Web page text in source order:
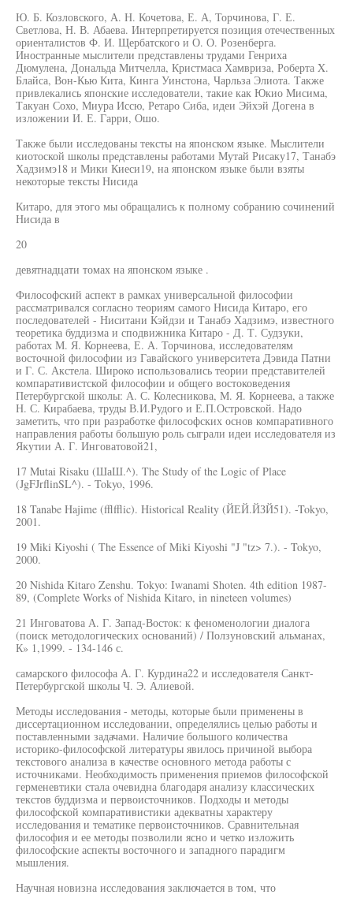
Ю. Б. Козловского, А. Н. Кочетова, Е. А, Торчинова, Г. Е.
Светлова, Н. В. Абаева. Интерпретируется позиция отечественных
ориенталистов Ф. И. Щербатского и О. О. Розенберга.
Иностранные мыслители представлены трудами Генриха
Дюмулена, Дональда Митчелла, Кристмаса Хамвриза, Роберта X.
Блайса, Вон-Кью Кита, Кинга Уинстона, Чарльза Элиота. Также
привлекались японские исследователи, такие как Юкио Мисима,
Такуан Сохо, Миура Иссю, Ретаро Сиба, идеи Эйхэй Догена в
изложении И. Е. Гарри, Ошо.
Также были исследованы тексты на японском языке. Мыслители
киотоской школы представлены работами Мутай Рисаку17, Танабэ
Хадзимэ18 и Мики Киеси19, на японском языке были взяты
некоторые тексты Нисида
Китаро, для этого мы обращались к полному собранию сочинений
Нисида в
20
девятнадцати томах на японском языке .
Философский аспект в рамках универсальной философии
рассматривался согласно теориям самого Нисида Китаро, его
последователей - Ниситани Кэйдзи и Танабэ Хадзимэ, известного
теоретика буддизма и сподвижника Китаро - Д. Т. Судзуки,
работах М. Я. Корнеева, Е. А. Торчинова, исследователям
восточной философии из Гавайского университета Дэвида Патни
и Г. С. Акстела. Широко использовались теории представителей
компаративистской философии и общего востоковедения
Петербургской школы: А. С. Колесникова, М. Я. Корнеева, а также
Н. С. Кирабаева, труды В.И.Рудого и Е.П.Островской. Надо
заметить, что при разработке философских основ компаративного
направления работы большую роль сыграли идеи исследователя из
Якутии А. Г. Инговатовой21,
17 Mutai Risaku (ШаШ.^). The Study of the Logic of Place
(JgFJrflinSL^). - Tokyo, 1996.
18 Tanabe Hajime (fflfflic). Historical Reality (ЙЕЙ.ЙЗЙ51). -Tokyo,
2001.
19 Miki Kiyoshi ( The Essence of Miki Kiyoshi "J "tz> 7.). - Tokyo,
2000.
20 Nishida Kitaro Zenshu. Tokyo: Iwanami Shoten. 4th edition 1987-
89, (Complete Works of Nishida Kitaro, in nineteen volumes)
21 Инговатова А. Г. Запад-Восток: к феноменологии диалога
(поиск методологических оснований) / Ползуновский альманах,
К» 1,1999. - 134-146 с.
самарского философа А. Г. Курдина22 и исследователя Санкт-
Петербургской школы Ч. Э. Алиевой.
Методы исследования - методы, которые были применены в
диссертационном исследовании, определялись целью работы и
поставленными задачами. Наличие большого количества
историко-философской литературы явилось причиной выбора
текстового анализа в качестве основного метода работы с
источниками. Необходимость применения приемов философской
герменевтики стала очевидна благодаря анализу классических
текстов буддизма и первоисточников. Подходы и методы
философской компаративистики адекватны характеру
исследования и тематике первоисточников. Сравнительная
философия и ее методы позволили ясно и четко изложить
философские аспекты восточного и западного парадигм
мышления.
Научная новизна исследования заключается в том, что